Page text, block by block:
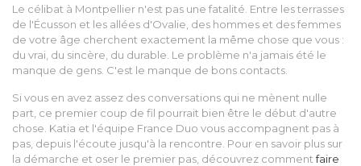
Le célibat à Montpellier n'est pas une fatalité. Entre les terrasses
de l'Écusson et les allées d'Ovalie, des hommes et des femmes
de votre âge cherchent exactement la même chose que vous :
du vrai, du sincère, du durable. Le problème n'a jamais été le
manque de gens. C'est le manque de bons contacts.
Si vous en avez assez des conversations qui ne mènent nulle
part, ce premier coup de fil pourrait bien être le début d'autre
chose. Katia et l'équipe France Duo vous accompagnent pas à
pas, depuis l'écoute jusqu'à la rencontre. Pour en savoir plus sur
la démarche et oser le premier pas, découvrez commentfaire